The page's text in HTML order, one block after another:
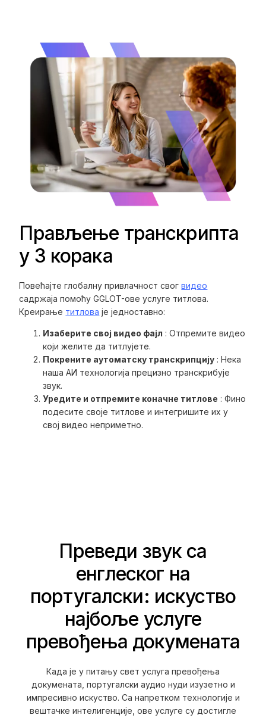
Прављење транскрипта
у 3 корака
Повећајте глобалну привлачност свогвидео
садржаја помоћу GGLOT-ове услуге титлова.
Креирање титлова је једноставно:
Изаберите свој видео фајл : Отпремите видео
који желите да титлујете.
Покрените аутоматску транскрипцију : Нека
наша АИ технологија прецизно транскрибује
звук.
Уредите и отпремите коначне титлове : Фино
подесите своје титлове и интегришите их у
свој видео неприметно.
Преведи звук са
енглеског на
португалски: искуство
најбоље услуге
превођења докумената
Када је у питању свет услуга превођења
докумената, португалски аудио нуди изузетно и
импресивно искуство. Са напретком технологије и
вештачке интелигенције, ове услуге су достигле